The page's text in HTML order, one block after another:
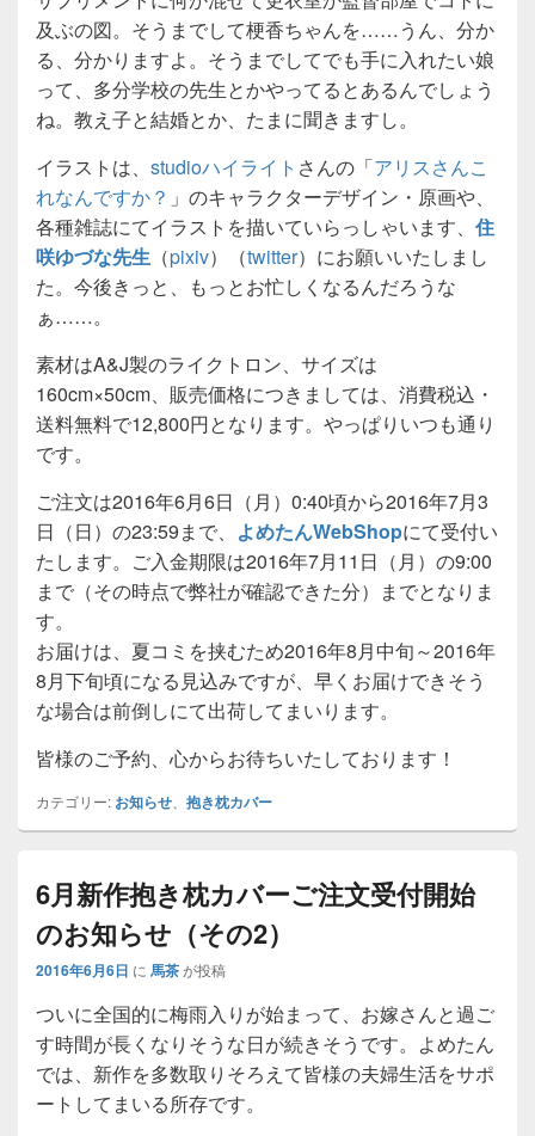
及ぶの図。そうまでして梗香ちゃんを……うん、分か
る、分かりますよ。そうまでしてでも手に入れたい娘
って、多分学校の先生とかやってるとあるんでしょう
ね。教え子と結婚とか、たまに聞きますし。
イラストは、 studioハイライト さんの「アリスさんこ
れなんですか？ 」のキャラクターデザイン・原画や、
各種雑誌にてイラストを描いていらっしゃいます、 住
咲ゆづな先生 （pixiv）（twitter）にお願いいたしまし
た。今後きっと、もっとお忙しくなるんだろうな
ぁ……。
素材はA&J製のライクトロン、サイズは
160cm×50cm、販売価格につきましては、消費税込・
送料無料で12,800円となります。やっぱりいつも通り
です。
ご注文は2016年6月6日（月）0:40頃から2016年7月3
日（日）の23:59まで、 よめたんWebShopにて受付い
たします。ご入金期限は2016年7月11日（月）の9:00
まで（その時点で弊社が確認できた分）までとなりま
す。
お届けは、夏コミを挟むため2016年8月中旬～2016年
8月下旬頃になる見込みですが、早くお届けできそう
な場合は前倒しにて出荷してまいります。
皆様のご予約、心からお待ちいたしております！
カテゴリー: お知らせ、 抱き枕カバー
6月新作抱き枕カバーご注文受付開始
のお知らせ（その2）
2016年6月6日 に 馬茶が投稿
ついに全国的に梅雨入りが始まって、お嫁さんと過ご
す時間が長くなりそうな日が続きそうです。よめたん
では、新作を多数取りそろえて皆様の夫婦生活をサポ
ートしてまいる所存です。